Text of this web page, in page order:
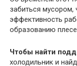
забиться мусором,
эффективность
образованию
Чтобы найти
холодильник и